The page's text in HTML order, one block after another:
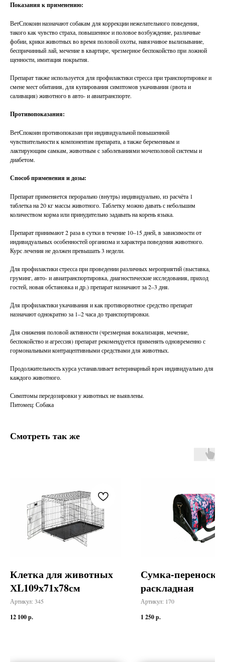
Показания к применению:
ВетСпокоин назначают собакам для коррекции нежелательного поведения,
такого как чувство страха, повышенное и половое возбуждение, различные
фобии, крики животных во время половой охоты, навязчивое вылизывание,
беспричинный лай, мечение в квартире, чрезмерное беспокойство при ложной
щенности, имитация покрытия.
Препарат также используется для профилактики стресса при транспортировке и
смене мест обитания, для купирования симптомов укачивания (рвота и
саливация) животного в авто- и авиатранспорте.
Противопоказания:
ВетСпокоин противопоказан при индивидуальной повышенной
чувствительности к компонентам препарата, а также беременным и
лактирующим самкам, животным с заболеваниями мочеполовой системы и
диабетом.
Способ применения и дозы:
Препарат применяется перорально (внутрь) индивидуально, из расчёта 1
таблетка на 20 кг массы животного. Таблетку можно давать с небольшим
количеством корма или принудительно задавать на корень языка.
Препарат принимают 2 раза в сутки в течение 10–15 дней, в зависимости от
индивидуальных особенностей организма и характера поведения животного.
Курс лечения не должен превышать 3 недели.
Для профилактики стресса при проведении различных мероприятий (выставка,
груминг, авто- и авиатранспортировка, диагностические исследования, приход
гостей, новая обстановка и др.) препарат назначают за 2–3 дня.
Для профилактики укачивания и как противорвотное средство препарат
назначают однократно за 1–2 часа до транспортировки.
Для снижения половой активности (чрезмерная вокализация, мечение,
беспокойство и агрессия) препарат рекомендуется применять одновременно с
гормональными контрацептивными средствами для животных.
Продолжительность курса устанавливает ветеринарный врач индивидуально для
каждого животного.
Симптомы передозировки у животных не выявлены.
Питомец: Собака
Смотреть так же
Клетка для животных
ХL109х71х78см
Артикул: 345
12 100р.
Сумка-переноска
раскладная
Артикул: 170
1 250р.